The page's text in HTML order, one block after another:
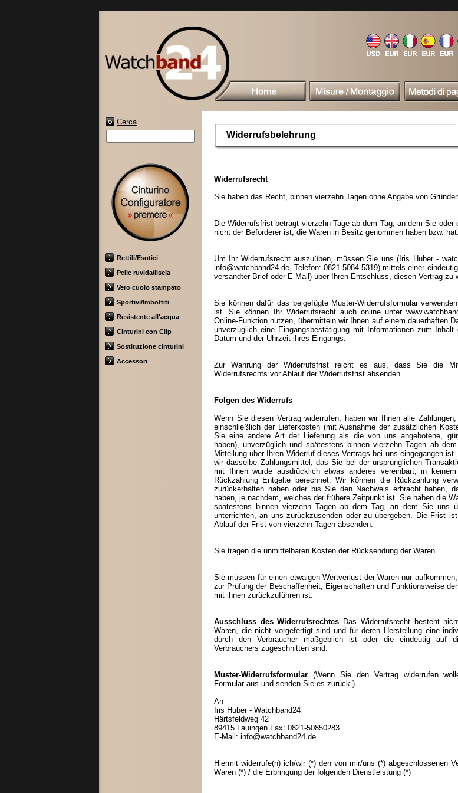
Cerca
Rettili/Esotici
Pelle ruvida/liscia
Vero cuoio stampato
Sportivi/Imbottiti
Resistente all'acqua
Cinturini con Clip
Sostituzione cinturini
Accessori
Widerrufsbelehrung
Widerrufsrecht
Sie haben das Recht, binnen vierzehn Tagen ohne Angabe von
Die Widerrufsfrist beträgt vierzehn Tage ab dem Tag, an dem Sie oder
nicht der Beförderer ist, die Waren in Besitz genommen haben bzw. hat.
Um Ihr Widerrufsrecht auszuüben, müssen Sie uns (Iris Huber -
info@watchband24.de, Telefon: 0821-5084 5319) mittels einer
versandter Brief oder E-Mail) über Ihren Entschluss, diesen Vertrag zu
Sie können dafür das beigefügte Muster-Widerrufsformular
ist. Sie können Ihr Widerrufsrecht auch online unter
Online-Funktion nutzen, übermitteln wir Ihnen auf einem dauerhaften
unverzüglich eine Eingangsbestätigung mit Informationen zum Inhalt
Datum und der Uhrzeit ihres Eingangs.
Zur Wahrung der Widerrufsfrist reicht es aus, dass Sie die
Widerrufsrechts vor Ablauf der Widerrufsfrist absenden.
Folgen des Widerrufs
Wenn Sie diesen Vertrag widerrufen, haben wir Ihnen alle
einschließlich der Lieferkosten (mit Ausnahme der zusätzlichen
Sie eine andere Art der Lieferung als die von uns angebotene,
haben), unverzüglich und spätestens binnen vierzehn Tagen ab
Mitteilung über Ihren Widerruf dieses Vertrags bei uns eingegangen
wir dasselbe Zahlungsmittel, das Sie bei der ursprünglichen
mit Ihnen wurde ausdrücklich etwas anderes vereinbart; in
Rückzahlung Entgelte berechnet. Wir können die Rückzahlung
zurückerhalten haben oder bis Sie den Nachweis erbracht haben,
haben, je nachdem, welches der frühere Zeitpunkt ist. Sie haben die
spätestens binnen vierzehn Tagen ab dem Tag, an dem Sie uns
unterrichten, an uns zurückzusenden oder zu übergeben. Die Frist
Ablauf der Frist von vierzehn Tagen absenden.
Sie tragen die unmittelbaren Kosten der Rücksendung der Waren.
Sie müssen für einen etwaigen Wertverlust der Waren nur
zur Prüfung der Beschaffenheit, Eigenschaften und Funktionsweise
mit ihnen zurückzuführen ist.
Ausschluss des Widerrufsrechtes Das Widerrufsrecht besteht
Waren, die nicht vorgefertigt sind und für deren Herstellung eine
durch den Verbraucher maßgeblich ist oder die eindeutig auf
Verbrauchers zugeschnitten sind.
Muster-Widerrufsformular (Wenn Sie den Vertrag widerrufen
Formular aus und senden Sie es zurück.)
An
Iris Huber - Watchband24
Härtsfeldweg 42
89415 Lauingen Fax: 0821-50850283
E-Mail: info@watchband24.de
Hiermit widerrufe(n) ich/wir (*) den von mir/uns (*) abgeschlossenen
Waren (*) / die Erbringung der folgenden Dienstleistung (*)